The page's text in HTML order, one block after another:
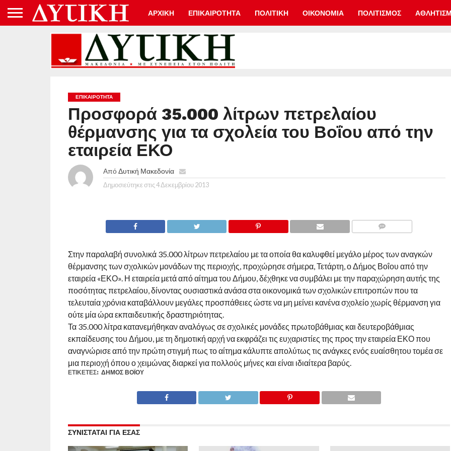
ΑΡΧΙΚΗ ΕΠΙΚΑΙΡΟΤΗΤΑ ΠΟΛΙΤΙΚΗ ΟΙΚΟΝΟΜΙΑ ΠΟΛΙΤΙΣΜΟΣ
ΕΠΙΚΑΙΡΟΤΗΤΑ
Προσφορά 35.000 λίτρων πετρελαίου
θέρμανσης για τα σχολεία του Βοΐου από την
εταιρεία ΕΚΟ
ΑπόΔυτική Μακεδονία
Δημοσιεύτηκε στις4 Δεκεμβρίου 2013
Στην παραλαβή συνολικά 35.000 λίτρων πετρελαίου με τα οποία θα καλυφθεί μεγάλο μέρος των αναγκών
θέρμανσης των σχολικών μονάδων της περιοχής, προχώρησε σήμερα, Τετάρτη, ο Δήμος Βοΐου από την
εταιρεία «ΕΚΟ». Η εταιρεία μετά από αίτημα του Δήμου, δέχθηκε να συμβάλει με την παραχώρηση αυτής της
ποσότητας πετρελαίου, δίνοντας ουσιαστικά ανάσα στα οικονομικά των σχολικών επιτροπών που τα
τελευταία χρόνια καταβάλλουν μεγάλες προσπάθειες ώστε να μη μείνει κανένα σχολείο χωρίς θέρμανση για
ούτε μία ώρα εκπαιδευτικής δραστηριότητας.
Τα 35.000 λίτρα κατανεμήθηκαν αναλόγως σε σχολικές μονάδες πρωτοβάθμιας και δευτεροβάθμιας
εκπαίδευσης του Δήμου, με τη δημοτική αρχή να εκφράζει τις ευχαριστίες της προς την εταιρεία ΕΚΟ που
αναγνώρισε από την πρώτη στιγμή πως το αίτημα κάλυπτε απολύτως τις ανάγκες ενός ευαίσθητου τομέα σε
μια περιοχή όπου ο χειμώνας διαρκεί για πολλούς μήνες και είναι ιδιαίτερα βαρύς.
ΕΤΙΚΕΤΕΣ: ΔΉΜΟΣ ΒΟΪ́ΟΥ
ΣΥΝΙΣΤΑΤΑΙ ΓΙΑ ΕΣΑΣ